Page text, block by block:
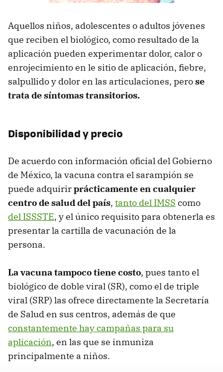
Aquellos niños, adolescentes o adultos jóvenes
que reciben el biológico, como resultado de la
aplicación pueden experimentar dolor, calor o
enrojecimiento en le sitio de aplicación, fiebre,
salpullido y dolor en las articulaciones, perose
trata de síntomas transitorios.
Disponibilidad y precio
De acuerdo con información oficial del Gobierno
de México, la vacuna contra el sarampión se
puede adquirirprácticamente en cualquier
centro de salud del país, tanto del IMSS como
del ISSSTE, y el único requisito para obtenerla es
presentar la cartilla de vacunación de la
persona.
La vacuna tampoco tiene costo, pues tanto el
biológico de doble viral (SR), como el de triple
viral (SRP) las ofrece directamente la Secretaría
de Salud en sus centros, además de que
constantemente hay campañas para su
aplicación, en las que se inmuniza
principalmente a niños.